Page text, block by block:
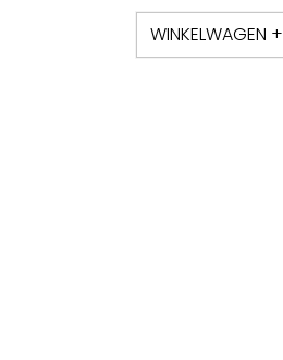
WINKELWAGEN +